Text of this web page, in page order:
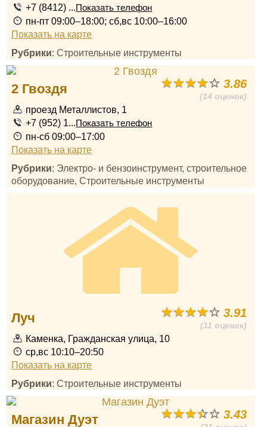
+7 (8412) ...Показать телефон
пн-пт 09:00–18:00; сб,вс 10:00–16:00
Показать на карте
Рубрики: Строительные инструменты
3.86
(14 оценок)
2 Гвоздя
проезд Металлистов, 1
+7 (952) 1...Показать телефон
пн-сб 09:00–17:00
Показать на карте
Рубрики: Электро- и бензоинструмент, строительное
оборудование, Строительные инструменты
3.91
(11 оценок)
Луч
Каменка, Гражданская улица, 10
ср,вс 10:10–20:50
Показать на карте
Рубрики: Строительные инструменты
3.43
Магазин Дуэт